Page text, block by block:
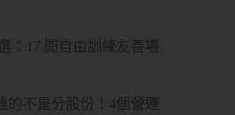
：17 間自由訓練友善場
的不是分股份！4個營運